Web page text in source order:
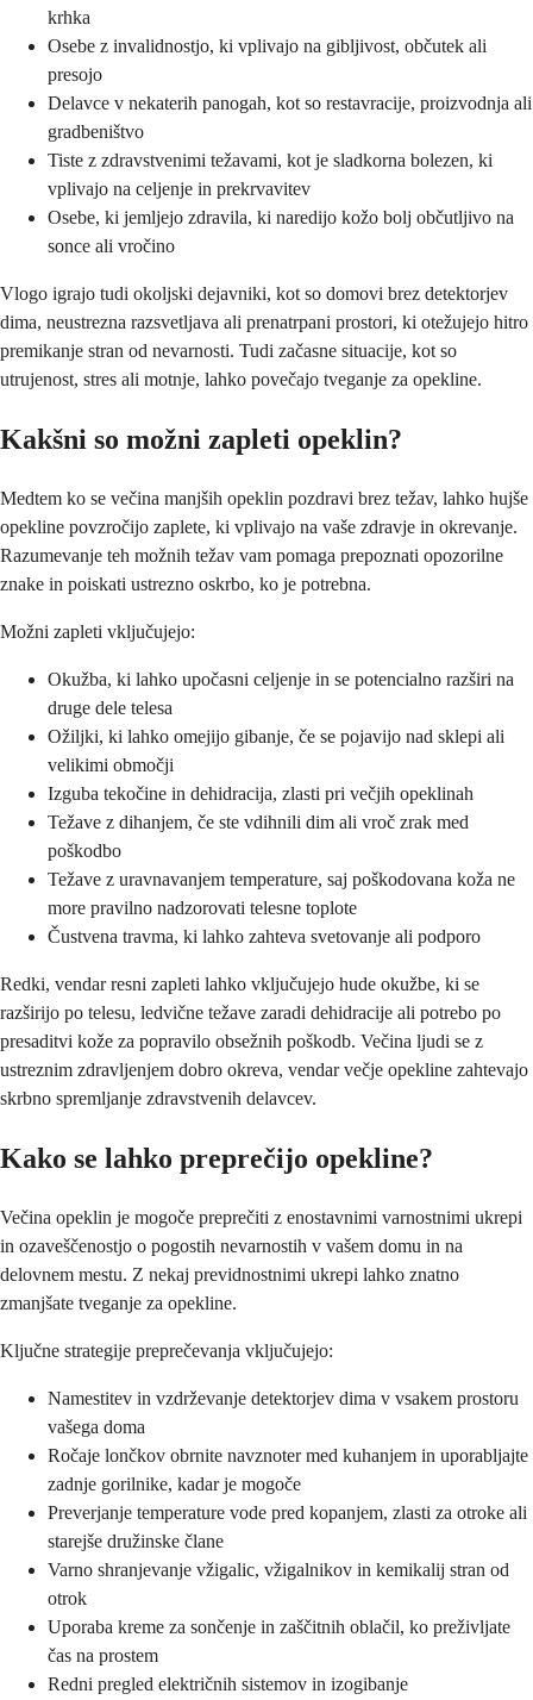
krhka
Osebe z invalidnostjo, ki vplivajo na gibljivost, občutek ali
presojo
Delavce v nekaterih panogah, kot so restavracije, proizvodnja ali
gradbeništvo
Tiste z zdravstvenimi težavami, kot je sladkorna bolezen, ki
vplivajo na celjenje in prekrvavitev
Osebe, ki jemljejo zdravila, ki naredijo kožo bolj občutljivo na
sonce ali vročino
Vlogo igrajo tudi okoljski dejavniki, kot so domovi brez detektorjev
dima, neustrezna razsvetljava ali prenatrpani prostori, ki otežujejo hitro
premikanje stran od nevarnosti. Tudi začasne situacije, kot so
utrujenost, stres ali motnje, lahko povečajo tveganje za opekline.
Kakšni so možni zapleti opeklin?
Medtem ko se večina manjših opeklin pozdravi brez težav, lahko hujše
opekline povzročijo zaplete, ki vplivajo na vaše zdravje in okrevanje.
Razumevanje teh možnih težav vam pomaga prepoznati opozorilne
znake in poiskati ustrezno oskrbo, ko je potrebna.
Možni zapleti vključujejo:
Okužba, ki lahko upočasni celjenje in se potencialno razširi na
druge dele telesa
Ožiljki, ki lahko omejijo gibanje, če se pojavijo nad sklepi ali
velikimi območji
Izguba tekočine in dehidracija, zlasti pri večjih opeklinah
Težave z dihanjem, če ste vdihnili dim ali vroč zrak med
poškodbo
Težave z uravnavanjem temperature, saj poškodovana koža ne
more pravilno nadzorovati telesne toplote
Čustvena travma, ki lahko zahteva svetovanje ali podporo
Redki, vendar resni zapleti lahko vključujejo hude okužbe, ki se
razširijo po telesu, ledvične težave zaradi dehidracije ali potrebo po
presaditvi kože za popravilo obsežnih poškodb. Večina ljudi se z
ustreznim zdravljenjem dobro okreva, vendar večje opekline zahtevajo
skrbno spremljanje zdravstvenih delavcev.
Kako se lahko preprečijo opekline?
Večina opeklin je mogoče preprečiti z enostavnimi varnostnimi ukrepi
in ozaveščenostjo o pogostih nevarnostih v vašem domu in na
delovnem mestu. Z nekaj previdnostnimi ukrepi lahko znatno
zmanjšate tveganje za opekline.
Ključne strategije preprečevanja vključujejo:
Namestitev in vzdrževanje detektorjev dima v vsakem prostoru
vašega doma
Ročaje lončkov obrnite navznoter med kuhanjem in uporabljajte
zadnje gorilnike, kadar je mogoče
Preverjanje temperature vode pred kopanjem, zlasti za otroke ali
starejše družinske člane
Varno shranjevanje vžigalic, vžigalnikov in kemikalij stran od
otrok
Uporaba kreme za sončenje in zaščitnih oblačil, ko preživljate
čas na prostem
Redni pregled električnih sistemov in izogibanje